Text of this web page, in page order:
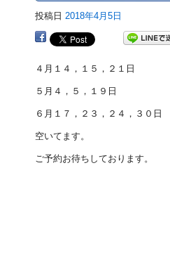
投稿日 2018年4月5日
４月１４，１５，２１日
５月４，５，１９日
６月１７，２３，２４，３０日
空いてます。
ご予約お待ちしております。